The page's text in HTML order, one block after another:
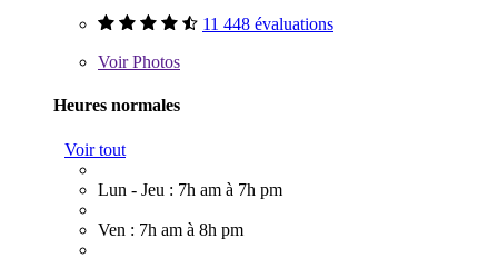
11 448 évaluations
VoirPhotos
Heures normales
Voir tout
Lun - Jeu : 7h am à 7h pm
Ven : 7h am à 8h pm